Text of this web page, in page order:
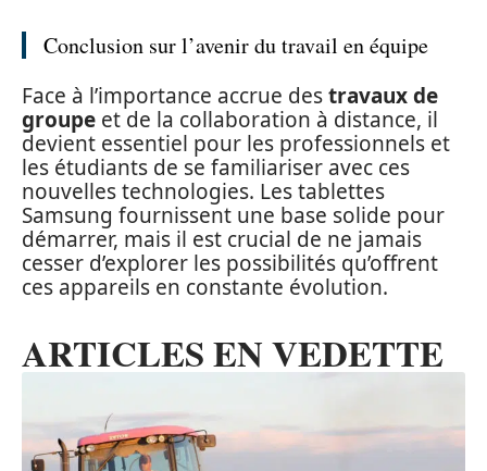
Conclusion sur l’avenir du travail en équipe
Face à l’importance accrue destravaux de
groupe et de la collaboration à distance, il
devient essentiel pour les professionnels et
les étudiants de se familiariser avec ces
nouvelles technologies. Les tablettes
Samsung fournissent une base solide pour
démarrer, mais il est crucial de ne jamais
cesser d’explorer les possibilités qu’offrent
ces appareils en constante évolution.
ARTICLES EN VEDETTE